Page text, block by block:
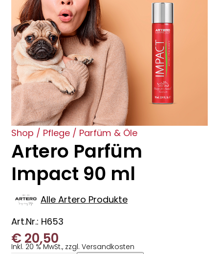
Shop / Pflege / Parfüm & Öle
Artero Parfüm
Impact 90 ml
Alle Artero Produkte
Art.Nr.: H653
€ 20,50
Inkl. 20 % MwSt., zzgl. Versandkosten